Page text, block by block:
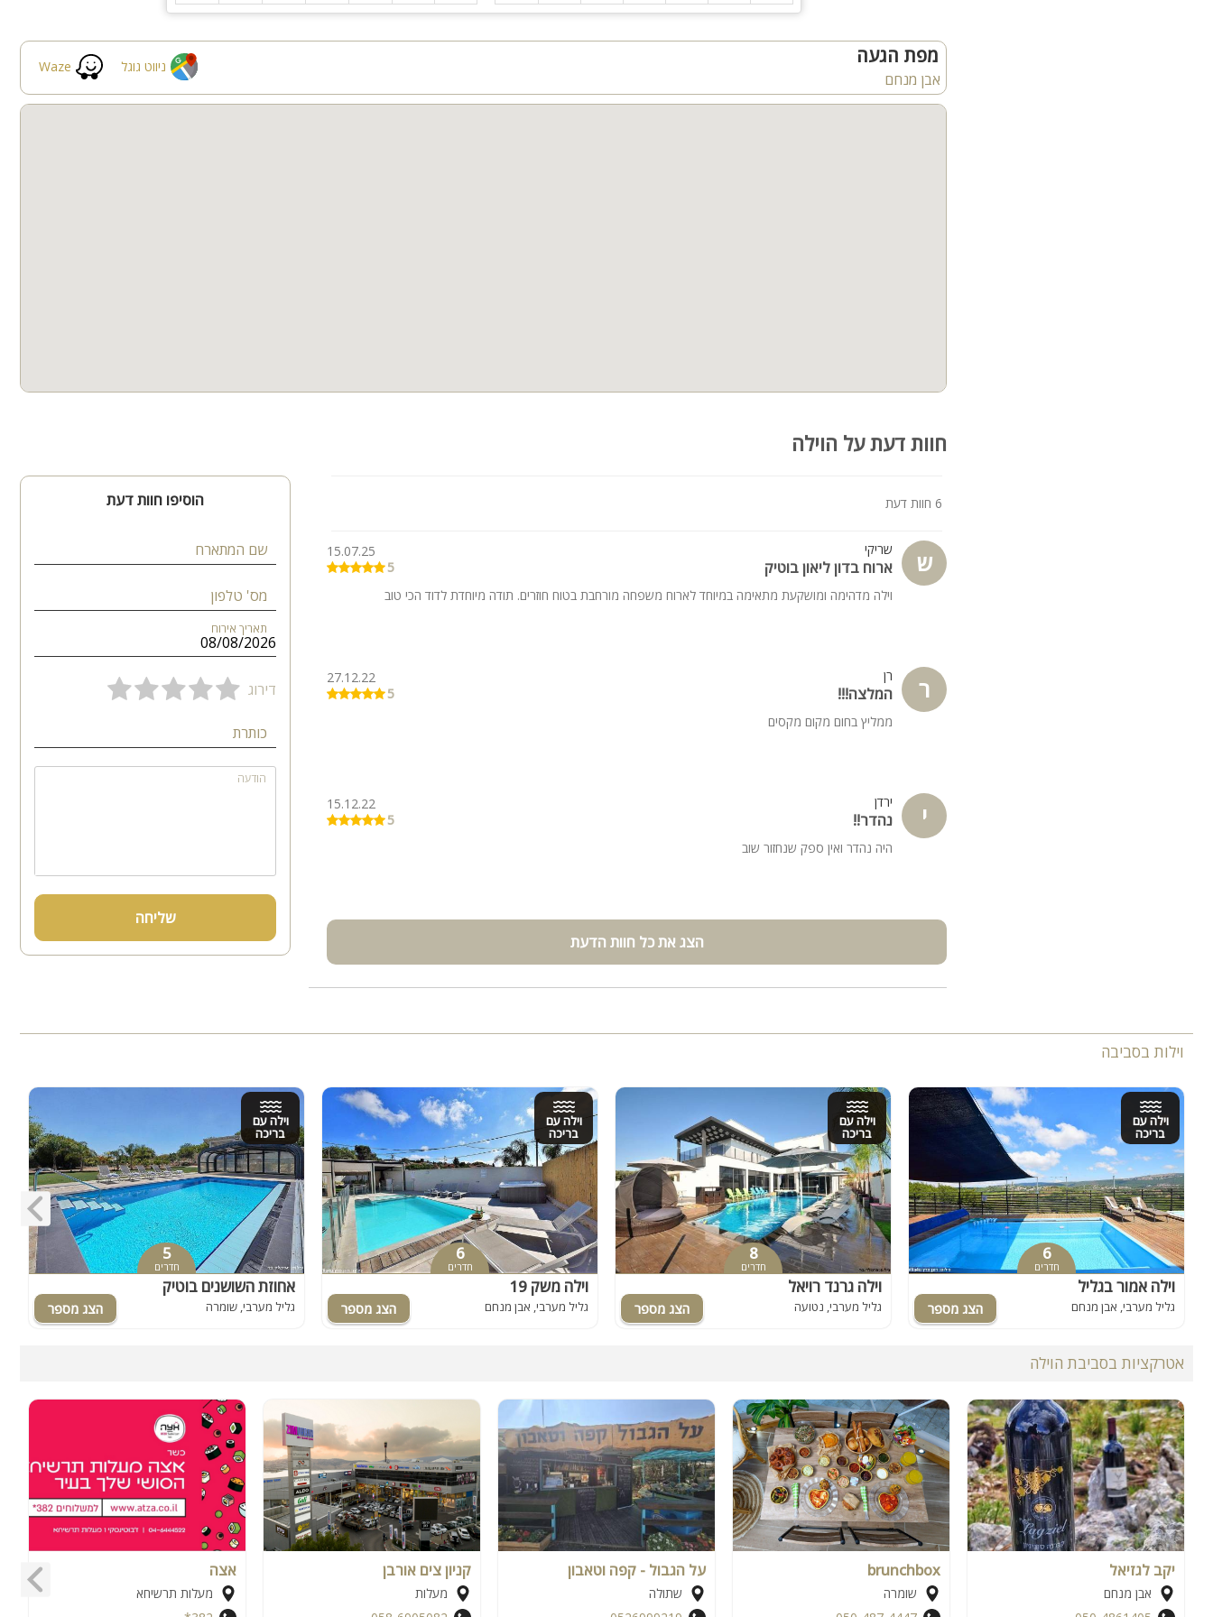
Waze ניווט גוגל מפת הגעה
אבן מנחם
חוות דעת על הוילה
6 חוות דעת
ש שריקי
ארוח בדון ליאון בוטיק
15.07.25
5
וילה מדהימה ומושקעת מתאימה במיוחד לארוח משפחה מורחבת בטוח חוזרים. תודה מיוחדת לדוד הכי טוב
ר רן
המלצה!!!
27.12.22
5
ממליץ בחום מקום מקסים
י ירדן
נהדר!!
15.12.22
5
היה נהדר ואין ספק שנחזור שוב
הצג את כל חוות הדעת
הוסיפו חוות דעת
שם המתארח
מס' טלפון
תאריך אירוח
דירוג
כותרת
הודעה
שליחה
וילות בסביבה
וילה עם
בריכה
6
חדרים
וילה אמור בגליל
גליל מערבי, אבן מנחם
וילה עם
בריכה
8
חדרים
וילה גרנד רויאל
גליל מערבי, נטועה
וילה עם
בריכה
6
חדרים
וילה משק 19
גליל מערבי, אבן מנחם
וילה עם
בריכה
5
חדרים
אחוזת השושנים בוטיק
גליל מערבי, שומרה
אטרקציות בסביבת הוילה
יקב לגזיאל
אבן מנחם
brunchbox
שומרה
על הגבול - קפה וטאבון
שתולה
קניון צים אורבן
מעלות
אצה
מעלות תרשיחא